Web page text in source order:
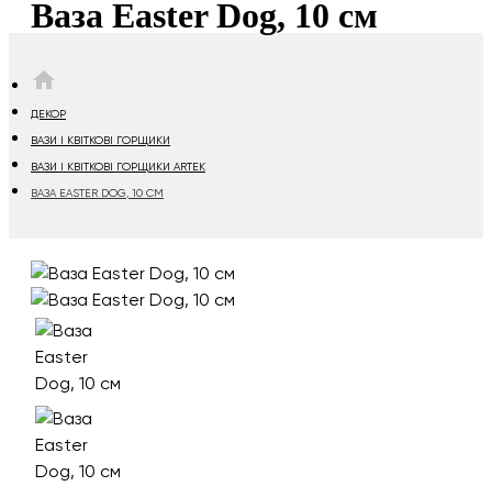
Ваза Easter Dog, 10 см
ДЕКОР
ВАЗИ І КВІТКОВІ ГОРЩИКИ
ВАЗИ І КВІТКОВІ ГОРЩИКИ ARTEK
ВАЗА EASTER DOG, 10 СМ